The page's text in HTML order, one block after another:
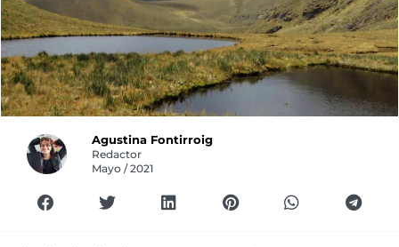
Agustina Fontirroig
Redactor
Mayo / 2021